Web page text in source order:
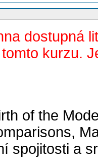
dostupná
kurzu.
of the
spojitosti a